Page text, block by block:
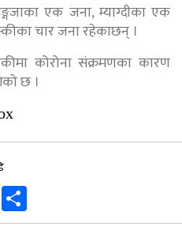
एक जना, म्याग्दीका एक
चार जना रहेकाछन् ।
कोरोना संक्रमणका कारण
छ ।
Copy